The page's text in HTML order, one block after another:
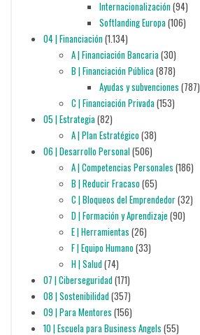
Internacionalización(94)
Softlanding Europa(106)
04 | Financiación(1.134)
A | Financiación Bancaria(30)
B | Financiación Pública(878)
Ayudas y subvenciones (787)
C | Financiación Privada(153)
05 | Estrategia(82)
A | Plan Estratégico(38)
06 | Desarrollo Personal(506)
A | Competencias Personales (186)
B | Reducir Fracaso(65)
C | Bloqueos del Emprendedor(32)
D | Formación y Aprendizaje (90)
E | Herramientas (26)
F | Equipo Humano(33)
H | Salud(74)
07 | Ciberseguridad(171)
08 | Sostenibilidad(357)
09 | Para Mentores (156)
10 | Escuela para Business Angels (55)